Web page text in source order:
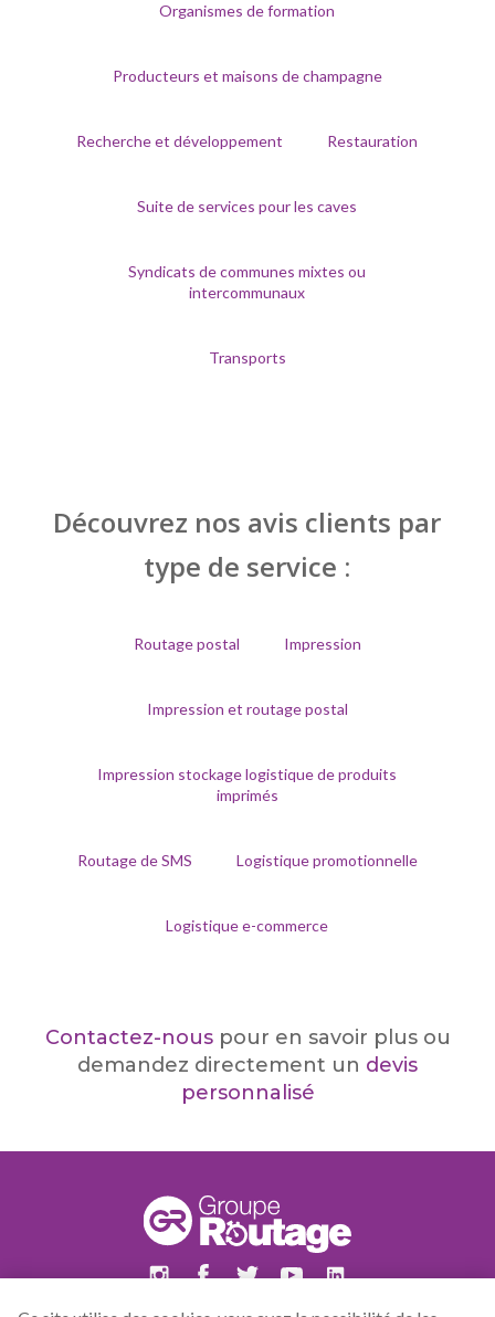
Organismes de formation
Producteurs et maisons de champagne
Recherche et développement Restauration
Suite de services pour les caves
Syndicats de communes mixtes ou
intercommunaux
Transports
Découvrez nos avis clients par
type de service :
Routage postal Impression
Impression et routage postal
Impression stockage logistique de produits
imprimés
Routage de SMS Logistique promotionnelle
Logistique e-commerce
Contactez-nouspour en savoir plus ou
demandez directement un devis
personnalisé